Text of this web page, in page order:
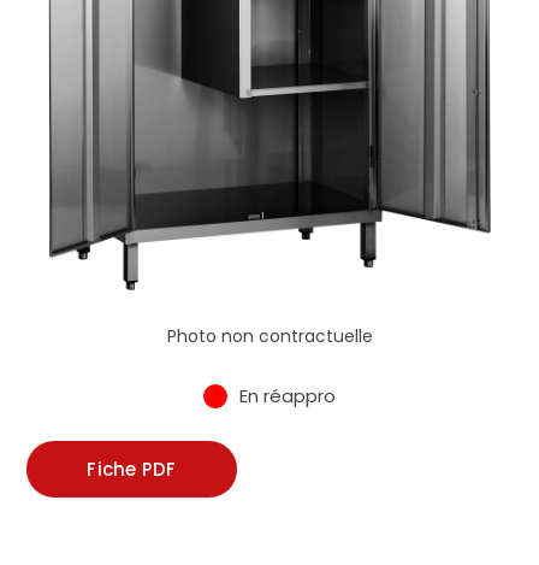
Photo non contractuelle
En réappro
Fiche PDF